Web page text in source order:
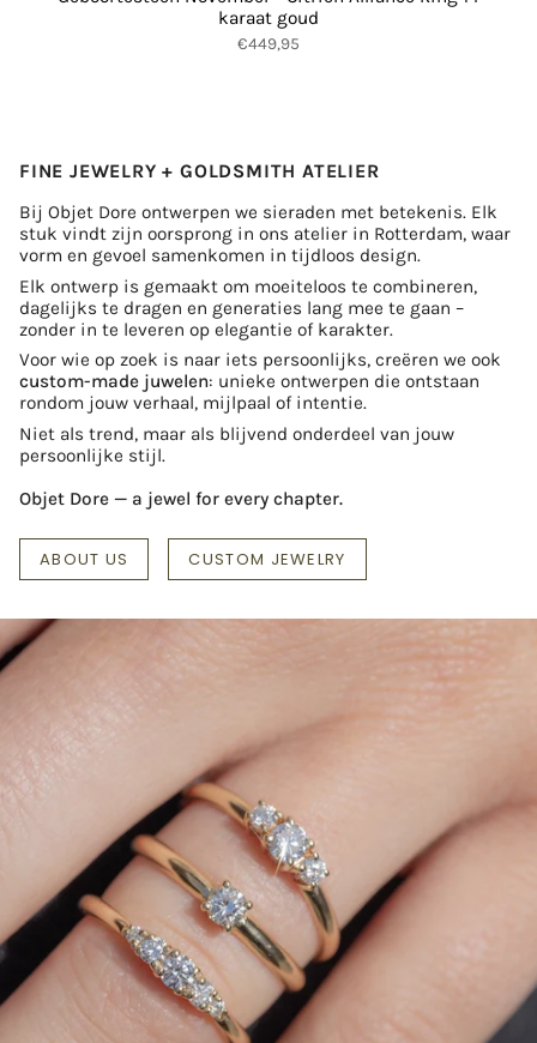
karaat goud
€449,95
FINE JEWELRY + GOLDSMITH ATELIER
Bij Objet Dore ontwerpen we sieraden met betekenis. Elk
stuk vindt zijn oorsprong in ons atelier in Rotterdam, waar
vorm en gevoel samenkomen in tijdloos design.
Elk ontwerp is gemaakt om moeiteloos te combineren,
dagelijks te dragen en generaties lang mee te gaan –
zonder in te leveren op elegantie of karakter.
Voor wie op zoek is naar iets persoonlijks, creëren we ook
custom-made juwelen: unieke ontwerpen die ontstaan
rondom jouw verhaal, mijlpaal of intentie.
Niet als trend, maar als blijvend onderdeel van jouw
persoonlijke stijl.
Objet Dore — a jewel for every chapter.
ABOUT US CUSTOM JEWELRY